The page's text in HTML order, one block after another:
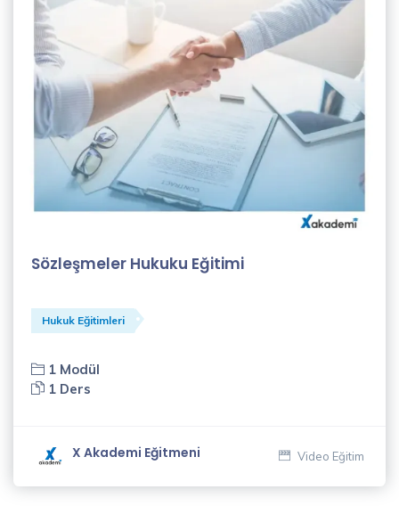
Tezel
(11)
Semiha
Türkmen
Eğitmeni
Özbeyli
(1)
Diren
Sözleşmeler Hukuku Eğitimi
Hukuk Eğitimleri
1 Modül
1 Ders
X Akademi Eğitmeni Video Eğitim